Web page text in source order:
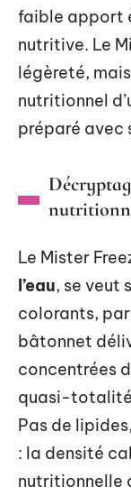
faible apport
nutritive. Le
légèreté,
nutritionnel
préparé avec
Le Mister
l’eau, se veut
colorants,
bâtonnet
concentrées
quasi-
Pas de
: la densité
nutritionnelle